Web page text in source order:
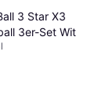
3 Star X3
3er-Set Wit